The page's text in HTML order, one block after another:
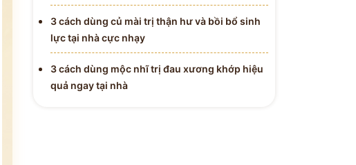
3 cách dùng củ mài trị thận hư và bồi bổ sinh
lực tại nhà cực nhạy
3 cách dùng mộc nhĩ trị đau xương khớp hiệu
quả ngay tại nhà